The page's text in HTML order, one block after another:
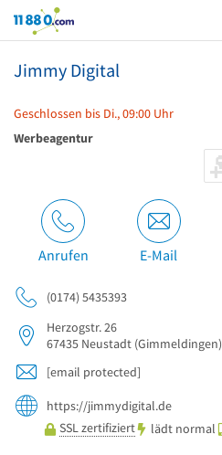
11880.com
Jimmy Digital
Geschlossen bis Di., 09:00 Uhr
Werbeagentur
Anrufen E-Mail
(0174) 5435393
Herzogstr. 26
67435 Neustadt (Gimmeldingen)
[email protected]
https://jimmydigital.de
SSL zertifiziert
lädt normal